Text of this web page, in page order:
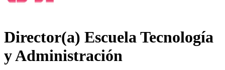
Director(a) Escuela Tecnología
y Administración